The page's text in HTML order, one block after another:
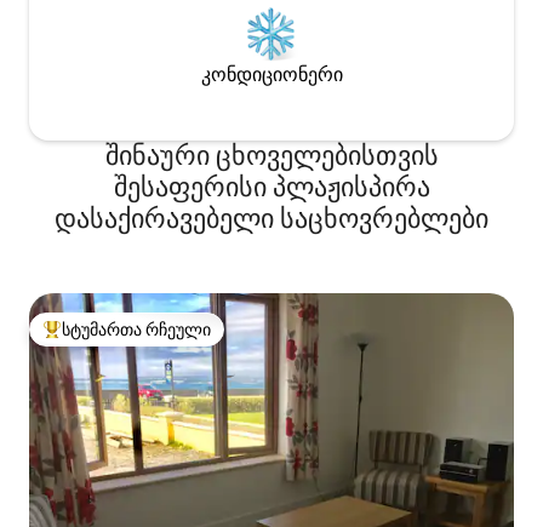
კონდიციონერი
შინაური ცხოველებისთვის
შესაფერისი პლაჟისპირა
დასაქირავებელი საცხოვრებლები
სტუმართა რჩეული მოწინავე ვარიანტი
სტუმართა რჩეული